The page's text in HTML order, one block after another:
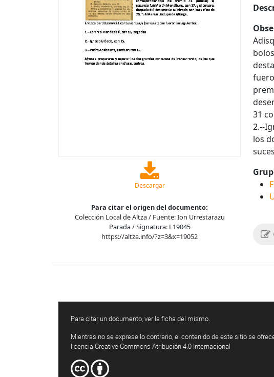
Descargar
Para citar el origen del documento:
Colección Local de Altza / Fuente: Ion Urrestarazu
Parada / Signatura: L19045
https://altza.info/?z=3&x=19052
31
2.--
los
Para citar un documento, ver la ficha del mismo.
Mientras no se exprese lo contrario, el contenido de este sitio se
licencia Creative Commons Atribución 4.0 Internacional